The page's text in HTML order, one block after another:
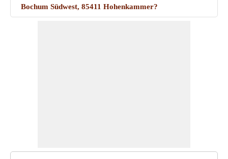
Bochum Südwest, 85411 Hohenkammer?